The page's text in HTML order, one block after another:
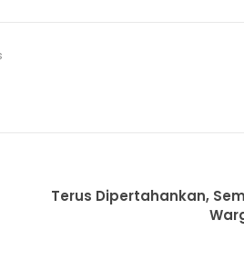
Terus Dipertahankan,